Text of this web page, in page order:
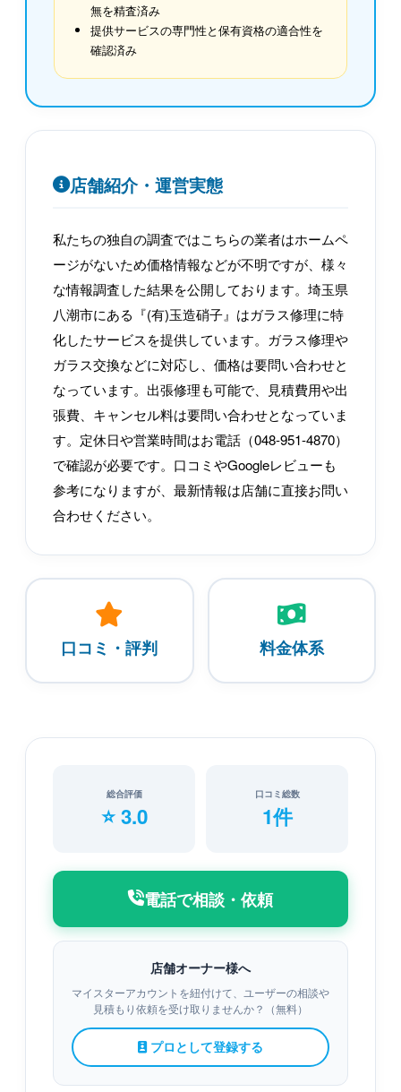
無を精査済み
提供サービスの専門性と保有資格の適合性を
確認済み
店舗紹介・運営実態
私たちの独自の調査ではこちらの業者はホームペ
ージがないため価格情報などが不明ですが、様々
な情報調査した結果を公開しております。埼玉県
八潮市にある『(有)玉造硝子』はガラス修理に特
化したサービスを提供しています。ガラス修理や
ガラス交換などに対応し、価格は要問い合わせと
なっています。出張修理も可能で、見積費用や出
張費、キャンセル料は要問い合わせとなっていま
す。定休日や営業時間はお電話（048-951-4870）
で確認が必要です。口コミやGoogleレビューも
参考になりますが、最新情報は店舗に直接お問い
合わせください。
口コミ・評判 料金体系
総合評価
⭐ 3.0
口コミ総数
1件
電話で相談・依頼
店舗オーナー様へ
マイスターアカウントを紐付けて、ユーザーの相談や
見積もり依頼を受け取りませんか？（無料）
プロとして登録する